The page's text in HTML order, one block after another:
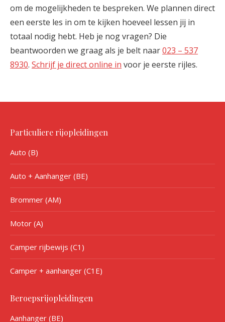
om de mogelijkheden te bespreken. We plannen direct
een eerste les in om te kijken hoeveel lessen jij in
totaal nodig hebt. Heb je nog vragen? Die
beantwoorden we graag als je belt naar023 – 537
8930. Schrijf je direct online in voor je eerste rijles.
Particuliere rijopleidingen
Auto (B)
Auto + Aanhanger (BE)
Brommer (AM)
Motor (A)
Camper rijbewijs (C1)
Camper + aanhanger (C1E)
Beroepsrijopleidingen
Aanhanger (BE)